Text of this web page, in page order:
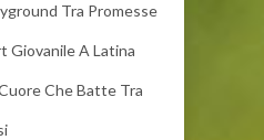
Tra Promesse
Giovanile A Latina
Che Batte Tra